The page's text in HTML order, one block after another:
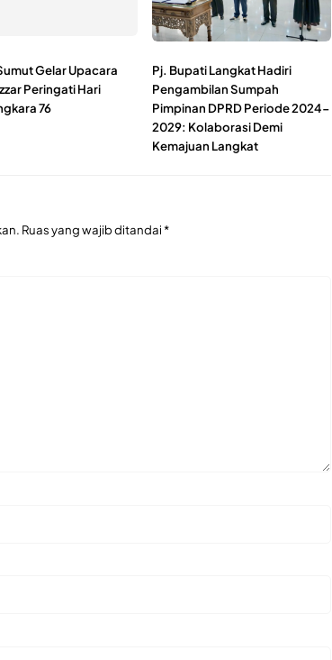
Gelar Upacara
Peringati Hari
76
Pj. Bupati Langkat Hadiri
Pengambilan Sumpah
Pimpinan DPRD Periode 2024-
2029: Kolaborasi Demi
Kemajuan Langkat
Ruas yang wajib ditandai*